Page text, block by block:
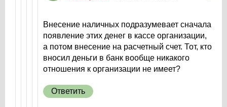
Внесение наличных подразумевает сначала
появление этих денег в кассе организации,
а потом внесение на расчетный счет. Тот, кто
вносил деньги в банк вообще никакого
отношения к организации не имеет?
Ответить